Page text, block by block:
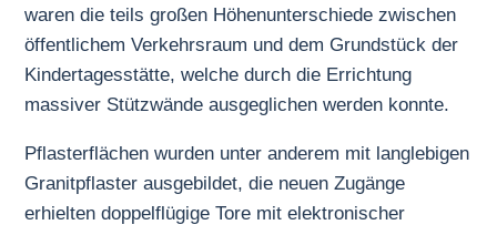
waren die teils großen Höhenunterschiede zwischen
öffentlichem Verkehrsraum und dem Grundstück der
Kindertagesstätte, welche durch die Errichtung
massiver Stützwände ausgeglichen werden konnte.
Pflasterflächen wurden unter anderem mit langlebigen
Granitpflaster ausgebildet, die neuen Zugänge
erhielten doppelflügige Tore mit elektronischer